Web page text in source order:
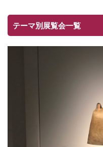
テーマ別展覧会一覧